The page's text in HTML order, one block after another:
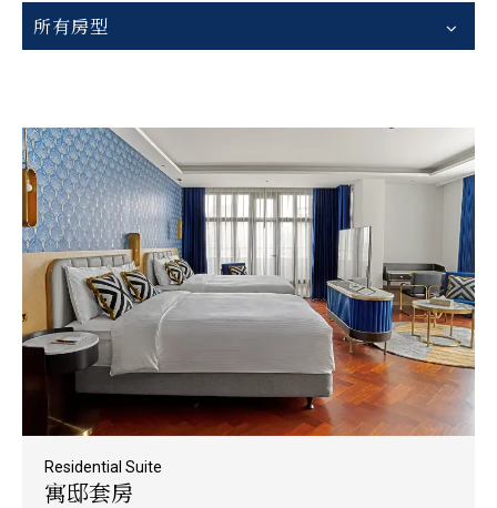
所有房型
Residential Suite
寓邸套房